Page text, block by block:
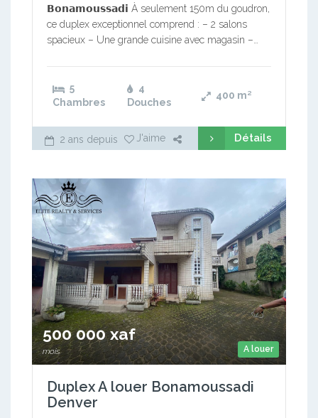
𝗕𝗼𝗻𝗮𝗺𝗼𝘂𝘀𝘀𝗮𝗱𝗶 À seulement 150m du goudron,
ce duplex exceptionnel comprend : – 2 salons
spacieux – Une grande cuisine avec magasin –…
5
Chambres
4
Douches
400 m²
2 ans depuis J'aime Détails
A louer
500 000 xaf
mois
Duplex A louer Bonamoussadi
Denver